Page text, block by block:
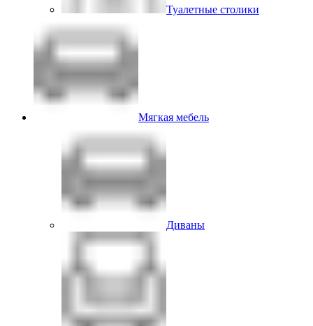
Туалетные столики
Мягкая мебель
Диваны